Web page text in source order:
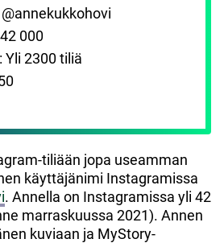
000
Yli 2300 tiliä
tiliään jopa useamman
käyttäjänimi Instagramissa
. Annella on Instagramissa yli 42
marraskuussa 2021). Annen
kuviaan ja MyStory-